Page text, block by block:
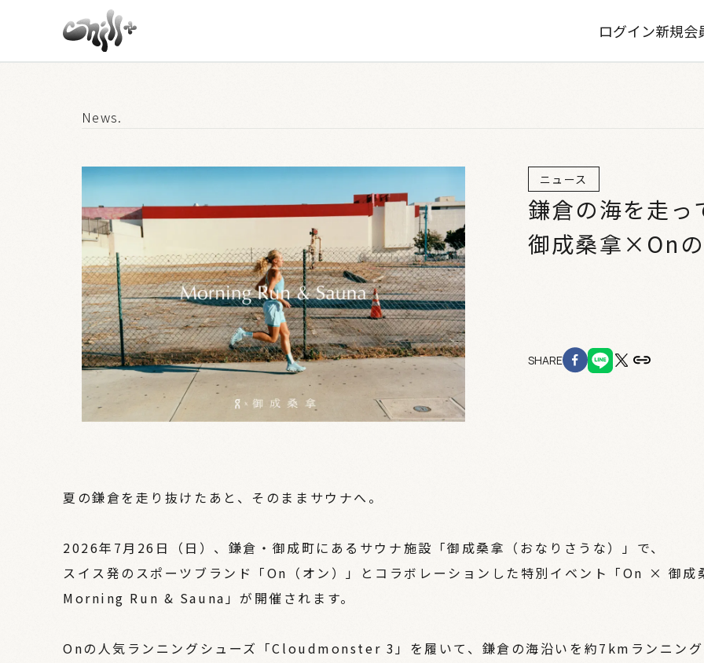
ログイン新規会
News.
ニュース
鎌倉の海を走っ
御成桑拿×On
SHARE
夏の鎌倉を走り抜けたあと、そのままサウナへ。
2026年7月26日（日）、鎌倉・御成町にあるサウナ施設「御成桑拿（おなりさうな）」で、
スイス発のスポーツブランド「On（オン）」とコラボレーションした特別イベント「On × 御成
Morning Run & Sauna」が開催されます。
Onの人気ランニングシューズ「Cloudmonster 3」を履いて、鎌倉の海沿いを約7kmランニン